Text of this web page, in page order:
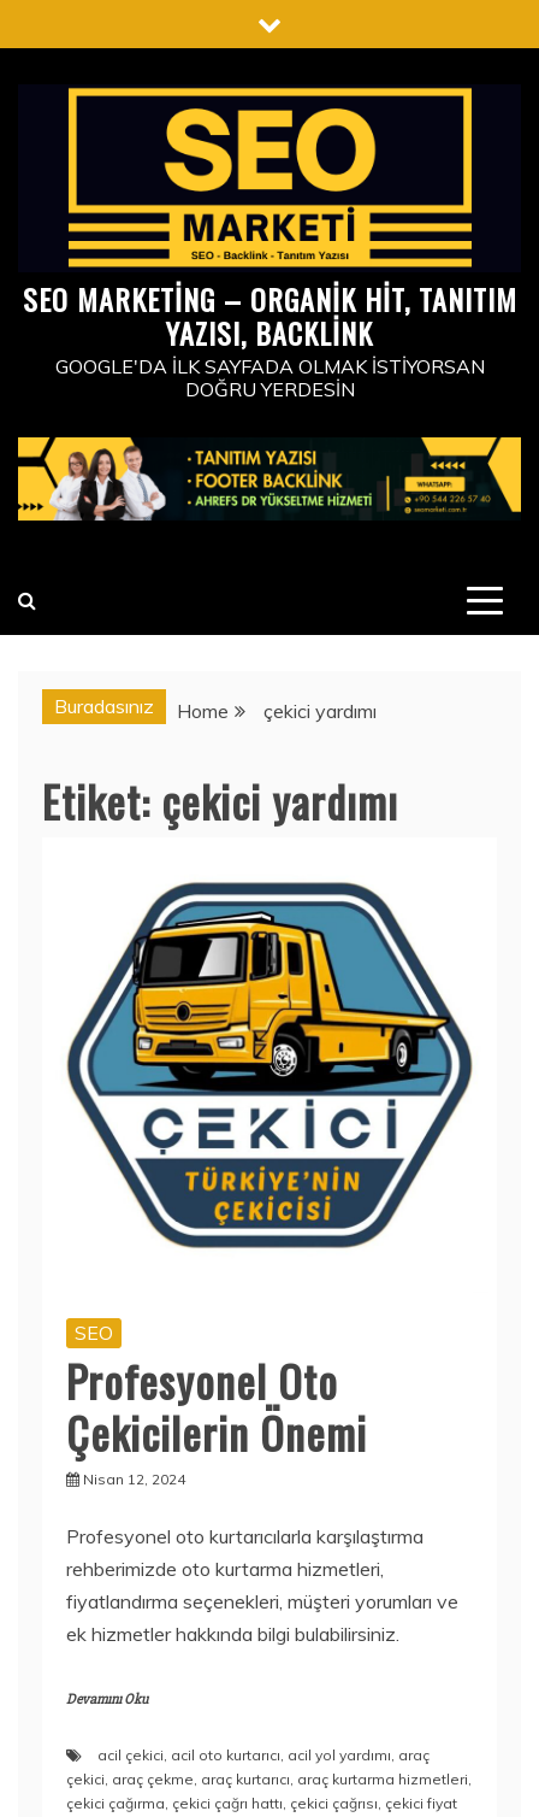
to
SEO MARKETING – ORGANIK HIT, TANITIM
YAZISI, BACKLINK
GOOGLE'DA İLK SAYFADA OLMAK İSTIYORSAN
DOĞRU YERDESIN
Buradasınız Home çekici yardımı
Etiket: çekici yardımı
SEO
Profesyonel Oto
Çekicilerin Önemi
Nisan 12, 2024
Profesyonel oto kurtarıcılarla karşılaştırma
rehberimizde oto kurtarma hizmetleri,
fiyatlandırma seçenekleri, müşteri yorumları ve
ek hizmetler hakkında bilgi bulabilirsiniz.
Devamını Oku
acil çekici, acil oto kurtarıcı, acil yol yardımı, araç
çekici, araç çekme, araç kurtarıcı, araç kurtarma hizmetleri,
çekici çağırma, çekici çağrı hattı, çekici çağrısı, çekici fiyat